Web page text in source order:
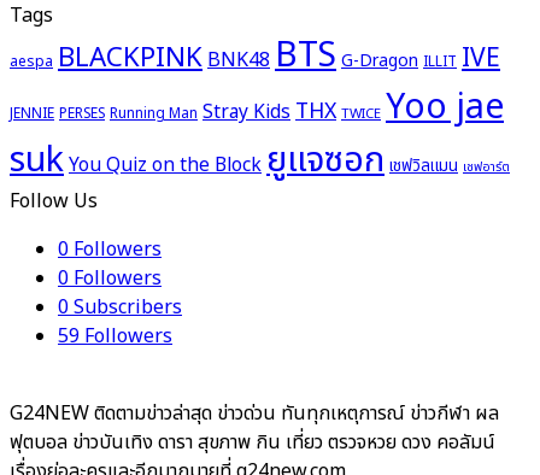
Tags
aespa BLACKPINKBNK48BTSG-Dragon ILLIT IVE
JENNIE PERSES Running Man Stray KidsTHX TWICE Yoo jae
sukYou Quiz on the Blockยูแจซอก เชฟวิลแมน เชฟอาร์ต
Follow Us
0Followers
0Followers
0Subscribers
59Followers
G24NEW ติดตามข่าวล่าสุด ข่าวด่วน ทันทุกเหตุการณ์ ข่าวกีฬา ผล
ฟุตบอล ข่าวบันเทิง ดารา สุขภาพ กิน เที่ยว ตรวจหวย ดวง คอลัมน์